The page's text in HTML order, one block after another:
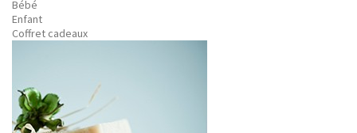
Bébé
Enfant
Coffret cadeaux